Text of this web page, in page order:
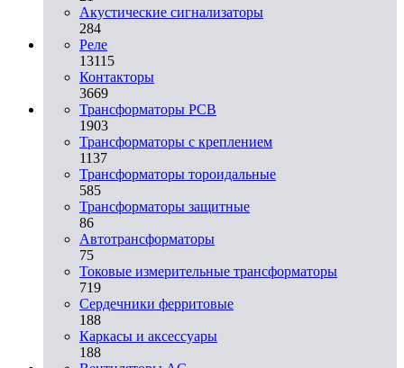
Акустические сигнализаторы
284
Реле
13115
Контакторы
3669
Трансформаторы PCB
1903
Трансформаторы с креплением
1137
Трансформаторы тороидальные
585
Трансформаторы защитные
86
Автотрансформаторы
75
Токовые измерительные трансформаторы
719
Сердечники ферритовые
188
Каркасы и аксессуары
188